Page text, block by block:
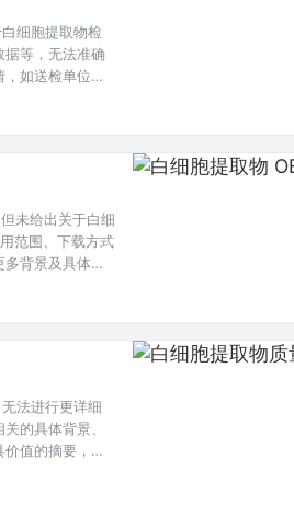
细胞提取物检
等，无法准确
如送检单位、
未给出关于白细
范围、下载方式
背景及具体细
法进行更详细
的具体背景、
值的摘要，比